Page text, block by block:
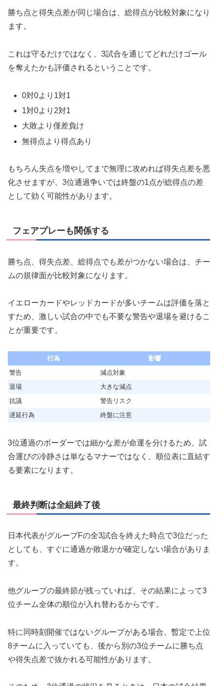
勝ち点と得失点差が同じ場合は、総得点が比較対象になり
ます。
これは守るだけではなく、3試合を通じてどれだけゴール
を奪えたかも評価されるということです。
0対0より1対1
1対0より2対1
大敗より僅差負け
無得点より得点あり
もちろん失点を増やしてまで無理に攻めれば得失点差を悪
化させますが、3位通過争いでは終盤の1点が総得点の差
として効く可能性があります。
フェアプレーも関係する
勝ち点、得失点差、総得点でも差がつかない場合は、チー
ムの規律面が比較対象になります。
イエローカードやレッドカードが多いチームは評価を落と
すため、激しい試合の中でも不要な警告や退場を避けるこ
とが重要です。
行為
影響
警告
減点対象
退場
大きな減点
抗議
警告リスク
遅延行為
終盤に注意
3位通過のボーダーでは細かな差が命運を分けるため、試
合運びの冷静さは単なるマナーではなく、順位表に直結す
る要素になります。
最終判断は全組終了後
日本代表がグループFの全3試合を終えた時点で3位だった
としても、すぐに通過か敗退かが確定しない場合がありま
す。
他グループの最終節が残っていれば、その結果によって3
位チーム全体の順位が入れ替わるからです。
特に同時刻開催ではないグループがある場合、暫定で上位
8チームに入っていても、後から別の3位チームに勝ち点
や得失点差で抜かれる可能性があります。